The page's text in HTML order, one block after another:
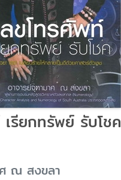
รียกทรัพย์ รับโชค
ณ สงขลา